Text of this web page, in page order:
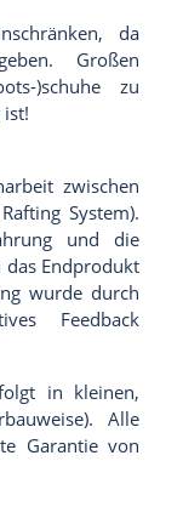
da
Großen
)schuhe zu
zwischen
System).
und die
das Endprodukt
wurde durch
Feedback
in kleinen,
Alle
Garantie von